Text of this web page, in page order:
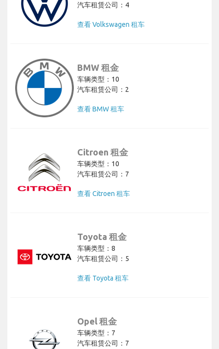
汽车租赁公司：4
查看 Volkswagen 租车
BMW 租金
车辆类型：10
汽车租赁公司：2
查看 BMW 租车
Citroen 租金
车辆类型：10
汽车租赁公司：7
查看 Citroen 租车
Toyota 租金
车辆类型：8
汽车租赁公司：5
查看 Toyota 租车
Opel 租金
车辆类型：7
汽车租赁公司：7